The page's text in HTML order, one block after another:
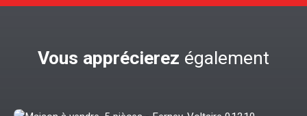
Vous apprécierez également